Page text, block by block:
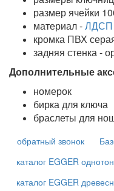
размер ячейки
материал -ЛДСП
кромка ПВХ
задняя стенка -
Дополнительные
номерок
бирка для ключа
браслеты для
обратный звонок
каталог EGGER
каталог EGGER